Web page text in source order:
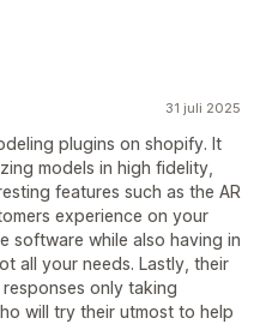
31 juli 2025
plugins on shopify. It
models in high fidelity,
features such as the AR
experience on your
software while also having in
all your needs. Lastly, their
only taking
will try their utmost to help